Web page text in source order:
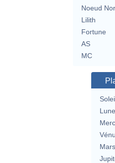
Noeud
Lilith
Fortune
AS
MC
Lune
Mars